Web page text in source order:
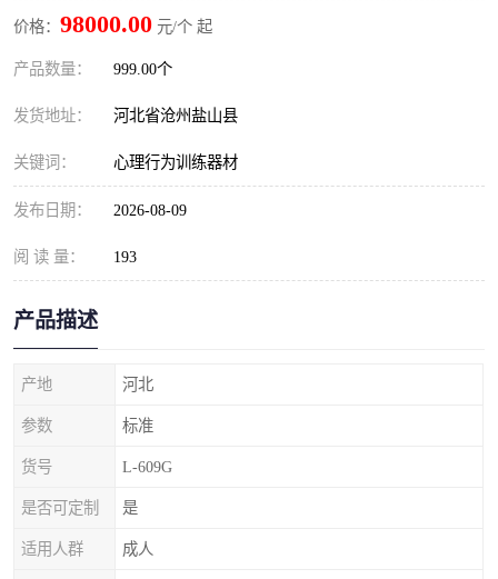
价格： 98000.00 元/个 起
产品数量： 999.00个
发货地址： 河北省沧州盐山县
关键词： 心理行为训练器材
发布日期： 2026-08-09
阅 读 量： 193
产品描述
产地 河北
参数 标准
货号 L-609G
是否可定制 是
适用人群 成人